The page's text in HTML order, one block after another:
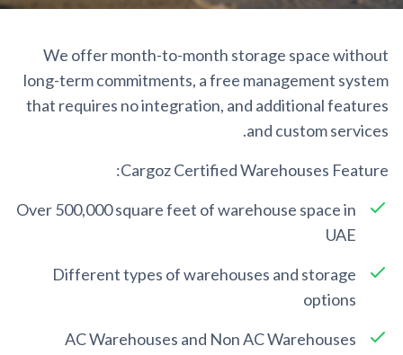
We offer month-to-month storage space without
long-term commitments, a free management system
that requires no integration, and additional features
and custom services.
Cargoz Certified Warehouses Feature:
Over 500,000 square feet of warehouse space in
UAE
Different types of warehouses and storage
options
AC Warehouses and Non AC Warehouses